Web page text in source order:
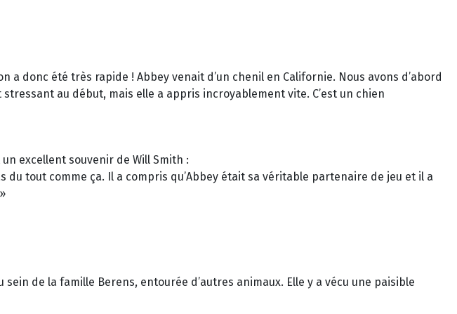
donc été très rapide ! Abbey venait d’un chenil en Californie. Nous avons d’abord
au début, mais elle a appris incroyablement vite. C’est un chien
excellent souvenir de Will Smith :
du tout comme ça. Il a compris qu’Abbey était sa véritable partenaire de jeu et il a
de la famille Berens, entourée d’autres animaux. Elle y a vécu une paisible